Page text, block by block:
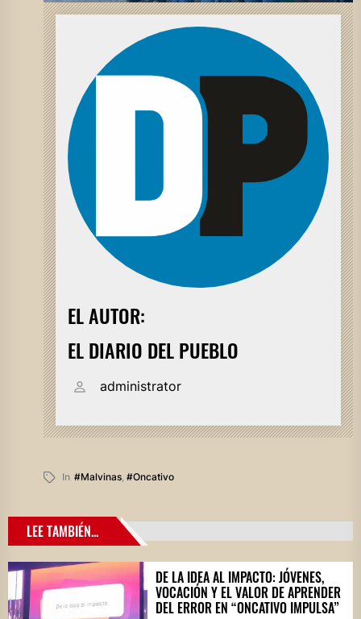
EL AUTOR:
EL DIARIO DEL PUEBLO
administrator
In #malvinas, #oncativo
LEE TAMBIÉN...
DE LA IDEA AL IMPACTO: JÓVENES,
VOCACIÓN Y EL VALOR DE APRENDER
DEL ERROR EN “ONCATIVO IMPULSA”